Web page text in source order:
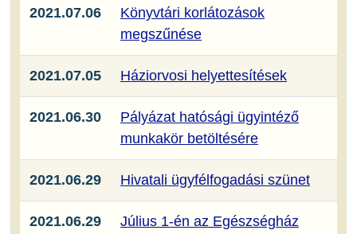
2021.07.06
Könyvtári korlátozások
megszűnése
2021.07.05 Háziorvosi helyettesítések
2021.06.30
Pályázat hatósági ügyintéző
munkakör betöltésére
2021.06.29 Hivatali ügyfélfogadási szünet
2021.06.29
Július 1-én az Egészségház